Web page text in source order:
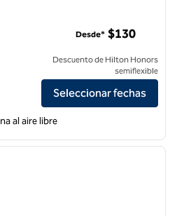
Suites by Hilton Anaheim Resort -
Desde* $130
Descuento de Hilton Honors
semiflexible
Seleccionar fechas
al aire libre